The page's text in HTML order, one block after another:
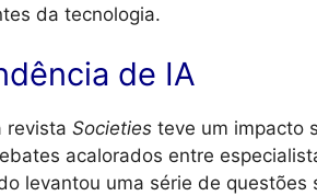
da tecnologia.
de IA
revista Societies teve um impacto
acalorados entre
levantou uma série de questões